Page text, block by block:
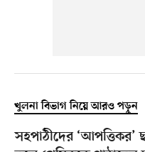
খুলনা বিভাগ নিয়ে আরও পড়ুন
সহপাঠীদের ‘আপত্তিকর’